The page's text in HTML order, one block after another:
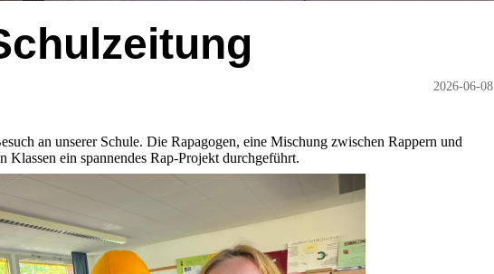
2026-06-08
an unserer Schule. Die Rapagogen, eine Mischung zwischen Rappern und
Klassen ein spannendes Rap-Projekt durchgeführt.